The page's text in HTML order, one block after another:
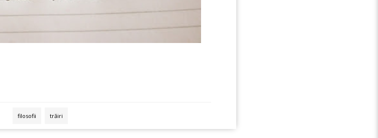
filosofii trăiri